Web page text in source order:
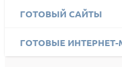
ГОТОВЫЙ САЙТЫ
ГОТОВЫЕ